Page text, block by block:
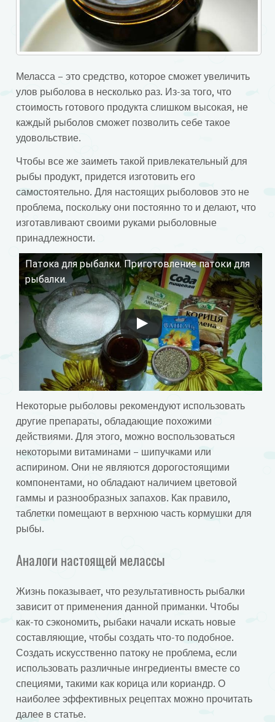
Меласса – это средство, которое сможет увеличить
улов рыболова в несколько раз. Из-за того, что
стоимость готового продукта слишком высокая, не
каждый рыболов сможет позволить себе такое
удовольствие.
Чтобы все же заиметь такой привлекательный для
рыбы продукт, придется изготовить его
самостоятельно. Для настоящих рыболовов это не
проблема, поскольку они постоянно то и делают, что
изготавливают своими руками рыболовные
принадлежности.
Патока для рыбалки. Приготовление патоки для
рыбалки.
Смотрите это видео на YouTube
Некоторые рыболовы рекомендуют использовать
другие препараты, обладающие похожими
действиями. Для этого, можно воспользоваться
некоторыми витаминами – шипучками или
аспирином. Они не являются дорогостоящими
компонентами, но обладают наличием цветовой
гаммы и разнообразных запахов. Как правило,
таблетки помещают в верхнюю часть кормушки для
рыбы.
Аналоги настоящей мелассы
Жизнь показывает, что результативность рыбалки
зависит от применения данной приманки. Чтобы
как-то сэкономить, рыбаки начали искать новые
составляющие, чтобы создать что-то подобное.
Создать искусственно патоку не проблема, если
использовать различные ингредиенты вместе со
специями, такими как корица или кориандр. О
наиболее эффективных рецептах можно прочитать
далее в статье.